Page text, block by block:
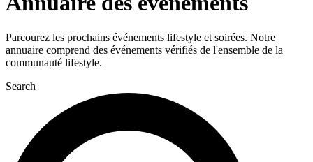
Parcourez les prochains événements lifestyle et soirées. Notre
annuaire comprend des événements vérifiés de l'ensemble de la
communauté lifestyle.
Search